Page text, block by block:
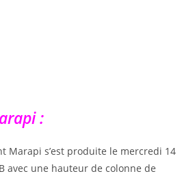
:
Marapi s’est produite le mercredi 14
avec une hauteur de colonne de